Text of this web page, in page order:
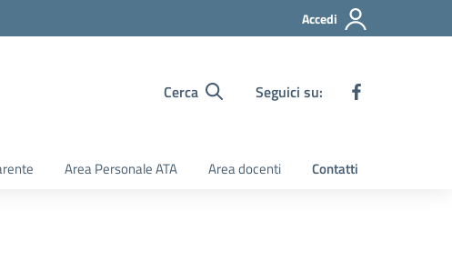
Accedi
Cerca Seguici su:
Area Personale ATA Area docenti Contatti